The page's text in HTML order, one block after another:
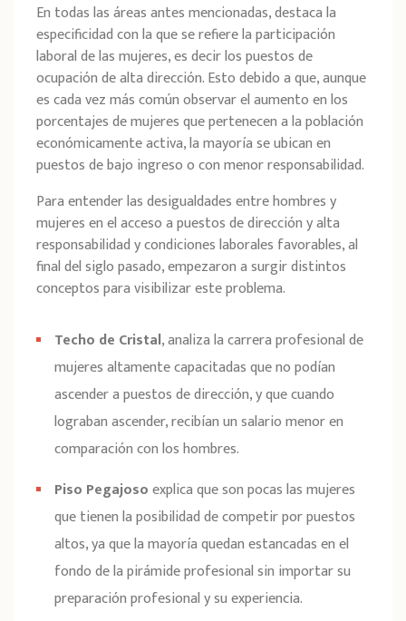
En todas las áreas antes mencionadas, destaca la
especificidad con la que se refiere la participación
laboral de las mujeres, es decir los puestos de
ocupación de alta dirección. Esto debido a que, aunque
es cada vez más común observar el aumento en los
porcentajes de mujeres que pertenecen a la población
económicamente activa, la mayoría se ubican en
puestos de bajo ingreso o con menor responsabilidad.
Para entender las desigualdades entre hombres y
mujeres en el acceso a puestos de dirección y alta
responsabilidad y condiciones laborales favorables, al
final del siglo pasado, empezaron a surgir distintos
conceptos para visibilizar este problema.
Techo de Cristal, analiza la carrera profesional de
mujeres altamente capacitadas que no podían
ascender a puestos de dirección, y que cuando
lograban ascender, recibían un salario menor en
comparación con los hombres.
Piso Pegajosoexplica que son pocas las mujeres
que tienen la posibilidad de competir por puestos
altos, ya que la mayoría quedan estancadas en el
fondo de la pirámide profesional sin importar su
preparación profesional y su experiencia.